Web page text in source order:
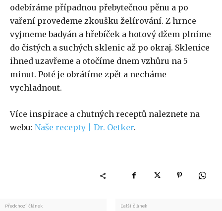
odebíráme případnou přebytečnou pěnu a po
vaření provedeme zkoušku želírování. Z hrnce
vyjmeme badyán a hřebíček a hotový džem plníme
do čistých a suchých sklenic až po okraj. Sklenice
ihned uzavřeme a otočíme dnem vzhůru na 5
minut. Poté je obrátíme zpět a necháme
vychladnout.
Více inspirace a chutných receptů naleznete na
webu: Naše recepty | Dr. Oetker.
Předchozí článek Další článek